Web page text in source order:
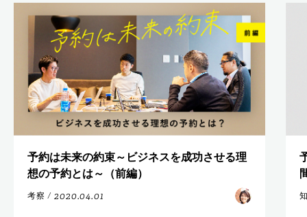
予約は未来の約束～ビジネスを成功させる理
想の予約とは～（前編）
考察 / 2020.04.01